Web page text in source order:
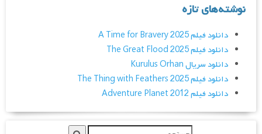
نوشته‌های تازه
دانلود فیلم A Time for Bravery 2025
دانلود فیلم The Great Flood 2025
دانلود سریال Kurulus Orhan
دانلود فیلم The Thing with Feathers 2025
دانلود فیلم Adventure Planet 2012